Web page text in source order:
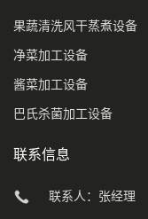
果蔬清洗风干蒸煮设备
净菜加工设备
酱菜加工设备
巴氏杀菌加工设备
联系信息
联系人：张经理